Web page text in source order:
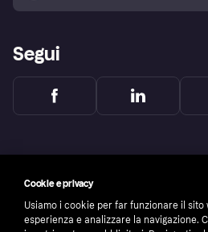
Segui
Cookie e privacy
Usiamo i cookie per far funzionare il sito
esperienza e analizzare la navigazione.